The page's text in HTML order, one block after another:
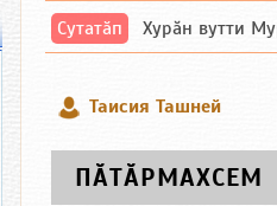
Сутатӑп Хурăн вутти
Таисия Ташней
ПӐТӐРМАХСЕМ